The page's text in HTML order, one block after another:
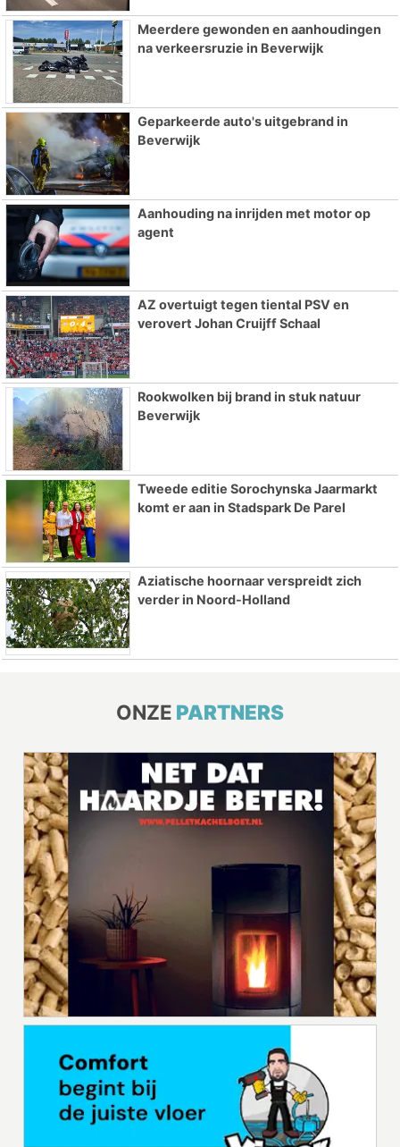
Meerdere gewonden en aanhoudingen
na verkeersruzie in Beverwijk
Geparkeerde auto's uitgebrand in
Beverwijk
Aanhouding na inrijden met motor op
agent
AZ overtuigt tegen tiental PSV en
verovert Johan Cruijff Schaal
Rookwolken bij brand in stuk natuur
Beverwijk
Tweede editie Sorochynska Jaarmarkt
komt er aan in Stadspark De Parel
Aziatische hoornaar verspreidt zich
verder in Noord-Holland
ONZE PARTNERS